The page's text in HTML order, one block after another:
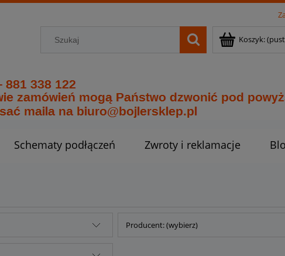
Koszyk:
Schematy podłączeń Zwroty i reklamacje
Producent: (wybierz)